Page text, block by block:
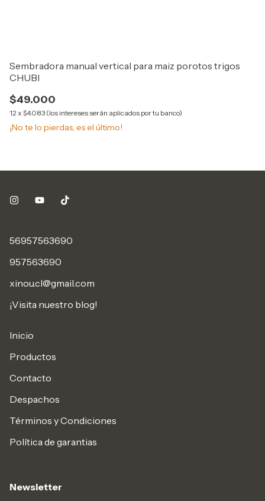
Sembradora manual vertical para maiz porotos trigos
CHUBI
$49.000
12 x $4.083 (los intereses serán aplicados por tu banco)
¡No te lo pierdas, es el último!
56957563690
957563690
xinou.cl@gmail.com
¡Visita nuestro blog!
Inicio
Productos
Contacto
Despachos
Términos y Condiciones
Política de garantias
Newsletter